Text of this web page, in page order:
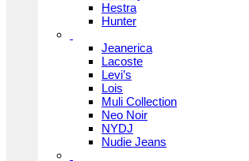
Hestra
Hunter
Jeanerica
Lacoste
Levi’s
Lois
Muli Collection
Neo Noir
NYDJ
Nudie Jeans